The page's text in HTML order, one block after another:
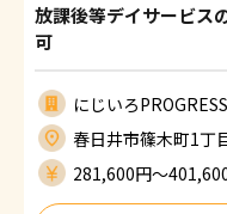
放課後等デイサービ
可
にじいろPROGRESS
春日井市篠木町1丁
281,600円〜